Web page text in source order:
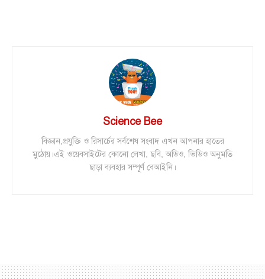
Science Bee
বিজ্ঞান,প্রযুক্তি ও রিসার্চের সর্বশেষ সংবাদ এখন আপনার হাতের
মুঠোয়।এই ওয়েবসাইটের কোনো লেখা, ছবি, অডিও, ভিডিও অনুমতি
ছাড়া ব্যবহার সম্পূর্ণ বেআইনি।